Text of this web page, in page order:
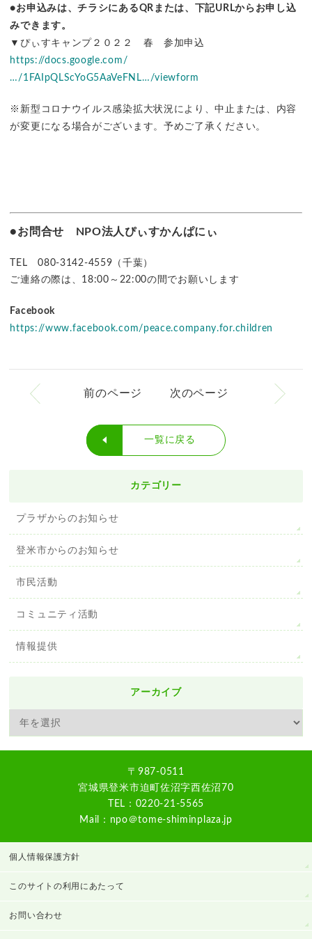
●お申込みは、チラシにあるQRまたは、下記URLからお申し込
みできます。
▼ぴぃすキャンプ２０２２ 春 参加申込
https://docs.google.com/
…/1FAIpQLScYoG5AaVeFNL…/viewform
※新型コロナウイルス感染拡大状況により、中止または、内容
が変更になる場合がございます。予めご了承ください。
●お問合せ NPO法人ぴぃすかんぱにぃ
TEL 080-3142-4559（千葉）
ご連絡の際は、18:00～22:00の間でお願いします
Facebook
https://www.facebook.com/peace.company.for.children
前のページ 次のページ
一覧に戻る
カテゴリー
プラザからのお知らせ
登米市からのお知らせ
市民活動
コミュニティ活動
情報提供
アーカイブ
〒987-0511
宮城県登米市迫町佐沼字西佐沼70
TEL：0220-21-5565
Mail：npo＠tome-shiminplaza.jp
個人情報保護方針
このサイトの利用にあたって
お問い合わせ